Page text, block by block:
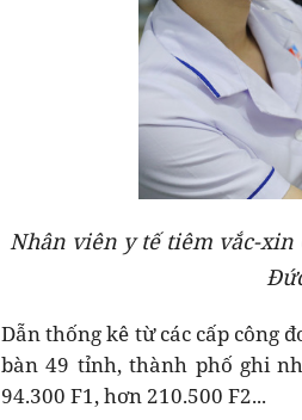
Nhân viên y tế tiêm vắc-xin
Dẫn thống kê từ các cấp công
bàn 49 tỉnh, thành phố ghi
94.300 F1, hơn 210.500 F2...